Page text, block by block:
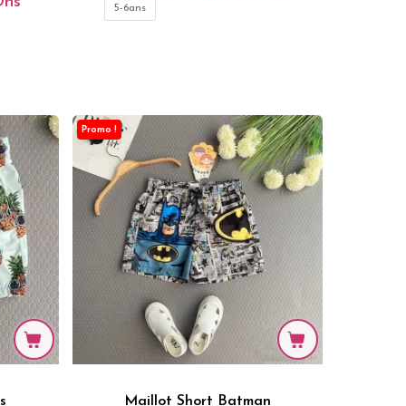
5-6ans
Promo !
Maillot Short Batman